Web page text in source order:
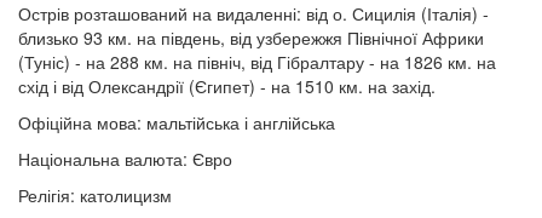
Острів розташований на видаленні: від о. Сицилія (Італія) -
близько 93 км. на південь, від узбережжя Північної Африки
(Туніс) - на 288 км. на північ, від Гібралтару - на 1826 км. на
схід і від Олександрії (Єгипет) - на 1510 км. на захід.
Офіційна мова: мальтійська і англійська
Національна валюта: Євро
Релігія: католицизм